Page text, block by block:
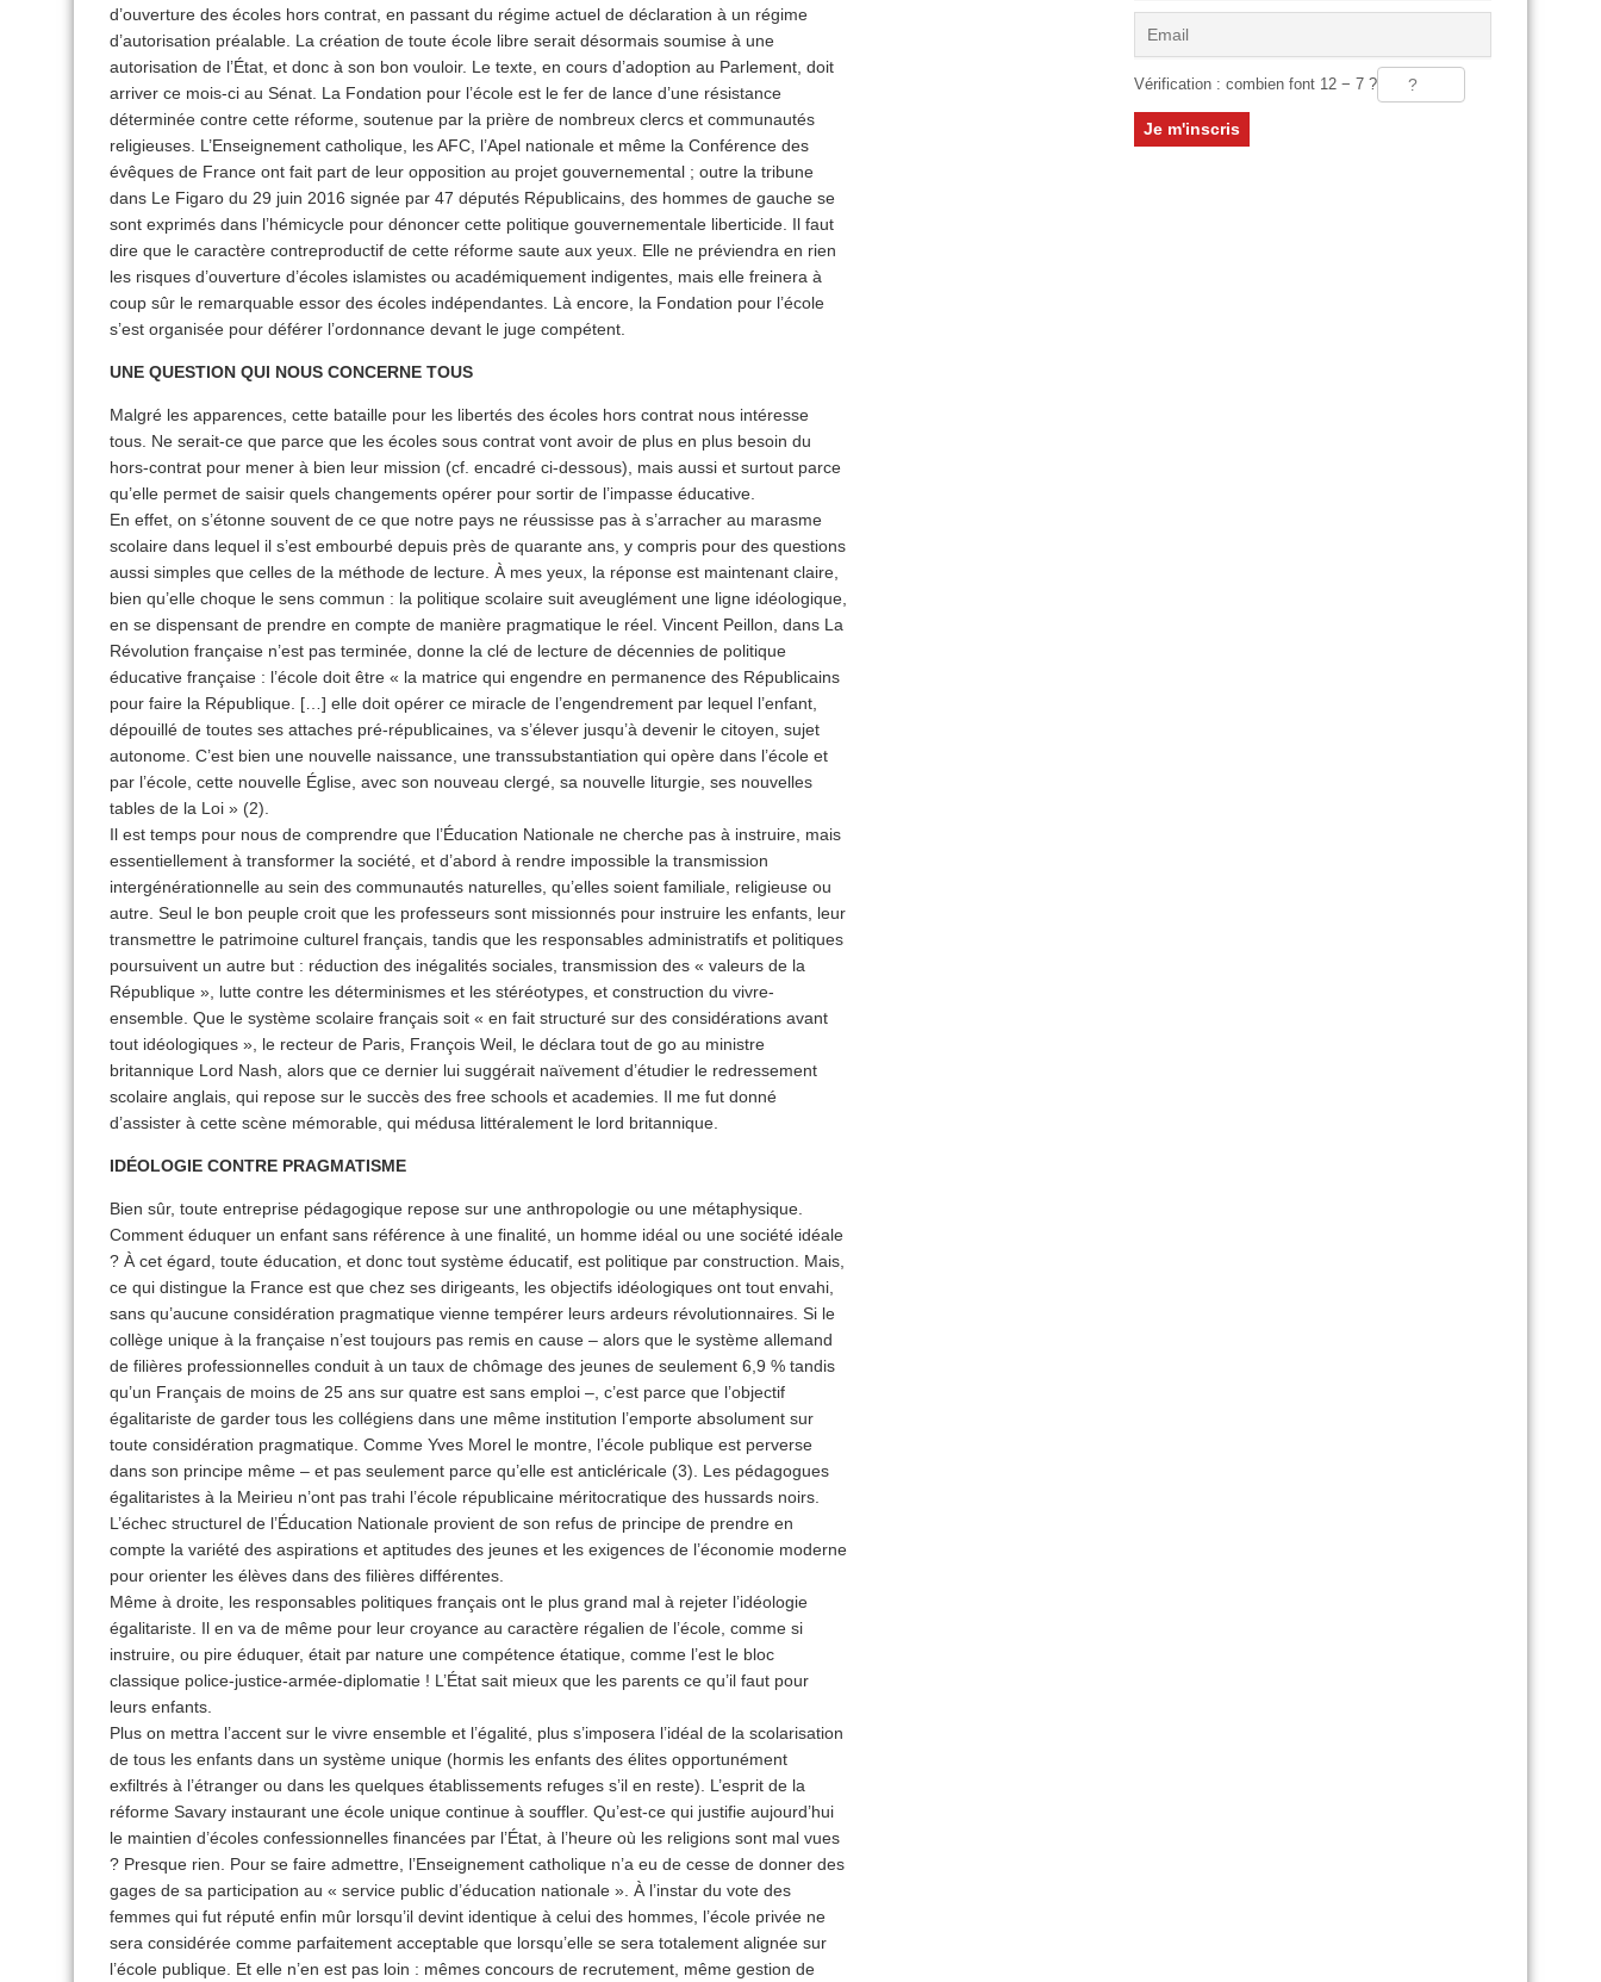
d’ouverture des écoles hors contrat, en passant du régime actuel de déclaration à un régime
d’autorisation préalable. La création de toute école libre serait désormais soumise à une
autorisation de l’État, et donc à son bon vouloir. Le texte, en cours d’adoption au Parlement, doit
arriver ce mois-ci au Sénat. La Fondation pour l’école est le fer de lance d’une résistance
déterminée contre cette réforme, soutenue par la prière de nombreux clercs et communautés
religieuses. L’Enseignement catholique, les AFC, l’Apel nationale et même la Conférence des
évêques de France ont fait part de leur opposition au projet gouvernemental ; outre la tribune
dans Le Figaro du 29 juin 2016 signée par 47 députés Républicains, des hommes de gauche se
sont exprimés dans l’hémicycle pour dénoncer cette politique gouvernementale liberticide. Il faut
dire que le caractère contreproductif de cette réforme saute aux yeux. Elle ne préviendra en rien
les risques d’ouverture d’écoles islamistes ou académiquement indigentes, mais elle freinera à
coup sûr le remarquable essor des écoles indépendantes. Là encore, la Fondation pour l’école
s’est organisée pour déférer l’ordonnance devant le juge compétent.
UNE QUESTION QUI NOUS CONCERNE TOUS
Malgré les apparences, cette bataille pour les libertés des écoles hors contrat nous intéresse
tous. Ne serait-ce que parce que les écoles sous contrat vont avoir de plus en plus besoin du
hors-contrat pour mener à bien leur mission (cf. encadré ci-dessous), mais aussi et surtout parce
qu’elle permet de saisir quels changements opérer pour sortir de l’impasse éducative.
En effet, on s’étonne souvent de ce que notre pays ne réussisse pas à s’arracher au marasme
scolaire dans lequel il s’est embourbé depuis près de quarante ans, y compris pour des questions
aussi simples que celles de la méthode de lecture. À mes yeux, la réponse est maintenant claire,
bien qu’elle choque le sens commun : la politique scolaire suit aveuglément une ligne idéologique,
en se dispensant de prendre en compte de manière pragmatique le réel. Vincent Peillon, dans La
Révolution française n’est pas terminée, donne la clé de lecture de décennies de politique
éducative française : l’école doit être « la matrice qui engendre en permanence des Républicains
pour faire la République. […] elle doit opérer ce miracle de l’engendrement par lequel l’enfant,
dépouillé de toutes ses attaches pré-républicaines, va s’élever jusqu’à devenir le citoyen, sujet
autonome. C’est bien une nouvelle naissance, une transsubstantiation qui opère dans l’école et
par l’école, cette nouvelle Église, avec son nouveau clergé, sa nouvelle liturgie, ses nouvelles
tables de la Loi » (2).
Il est temps pour nous de comprendre que l’Éducation Nationale ne cherche pas à instruire, mais
essentiellement à transformer la société, et d’abord à rendre impossible la transmission
intergénérationnelle au sein des communautés naturelles, qu’elles soient familiale, religieuse ou
autre. Seul le bon peuple croit que les professeurs sont missionnés pour instruire les enfants, leur
transmettre le patrimoine culturel français, tandis que les responsables administratifs et politiques
poursuivent un autre but : réduction des inégalités sociales, transmission des « valeurs de la
République », lutte contre les déterminismes et les stéréotypes, et construction du vivre-
ensemble. Que le système scolaire français soit « en fait structuré sur des considérations avant
tout idéologiques », le recteur de Paris, François Weil, le déclara tout de go au ministre
britannique Lord Nash, alors que ce dernier lui suggérait naïvement d’étudier le redressement
scolaire anglais, qui repose sur le succès des free schools et academies. Il me fut donné
d’assister à cette scène mémorable, qui médusa littéralement le lord britannique.
IDÉOLOGIE CONTRE PRAGMATISME
Bien sûr, toute entreprise pédagogique repose sur une anthropologie ou une métaphysique.
Comment éduquer un enfant sans référence à une finalité, un homme idéal ou une société idéale
? À cet égard, toute éducation, et donc tout système éducatif, est politique par construction. Mais,
ce qui distingue la France est que chez ses dirigeants, les objectifs idéologiques ont tout envahi,
sans qu’aucune considération pragmatique vienne tempérer leurs ardeurs révolutionnaires. Si le
collège unique à la française n’est toujours pas remis en cause – alors que le système allemand
de filières professionnelles conduit à un taux de chômage des jeunes de seulement 6,9 % tandis
qu’un Français de moins de 25 ans sur quatre est sans emploi –, c’est parce que l’objectif
égalitariste de garder tous les collégiens dans une même institution l’emporte absolument sur
toute considération pragmatique. Comme Yves Morel le montre, l’école publique est perverse
dans son principe même – et pas seulement parce qu’elle est anticléricale (3). Les pédagogues
égalitaristes à la Meirieu n’ont pas trahi l’école républicaine méritocratique des hussards noirs.
L’échec structurel de l’Éducation Nationale provient de son refus de principe de prendre en
compte la variété des aspirations et aptitudes des jeunes et les exigences de l’économie moderne
pour orienter les élèves dans des filières différentes.
Même à droite, les responsables politiques français ont le plus grand mal à rejeter l’idéologie
égalitariste. Il en va de même pour leur croyance au caractère régalien de l’école, comme si
instruire, ou pire éduquer, était par nature une compétence étatique, comme l’est le bloc
classique police-justice-armée-diplomatie ! L’État sait mieux que les parents ce qu’il faut pour
leurs enfants.
Plus on mettra l’accent sur le vivre ensemble et l’égalité, plus s’imposera l’idéal de la scolarisation
de tous les enfants dans un système unique (hormis les enfants des élites opportunément
exfiltrés à l’étranger ou dans les quelques établissements refuges s’il en reste). L’esprit de la
réforme Savary instaurant une école unique continue à souffler. Qu’est-ce qui justifie aujourd’hui
le maintien d’écoles confessionnelles financées par l’État, à l’heure où les religions sont mal vues
? Presque rien. Pour se faire admettre, l’Enseignement catholique n’a eu de cesse de donner des
gages de sa participation au « service public d’éducation nationale ». À l’instar du vote des
femmes qui fut réputé enfin mûr lorsqu’il devint identique à celui des hommes, l’école privée ne
sera considérée comme parfaitement acceptable que lorsqu’elle se sera totalement alignée sur
l’école publique. Et elle n’en est pas loin : mêmes concours de recrutement, même gestion de
Vérification : combien font 12 − 7 ?